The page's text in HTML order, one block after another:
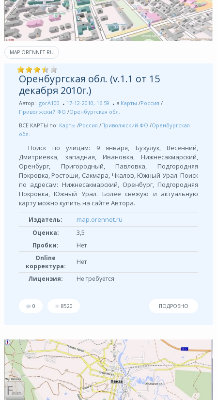
MAP.ORENNET.RU
Оренбургская обл. (v.1.1 от 15
декабря 2010г.)
Автор: IgorA100 17-12-2010, 16:59 в Карты /Россия /
Приволжский ФО /Оренбургская обл.
ВСЕ КАРТЫ по: Карты /Россия /Приволжский ФО /Оренбургская
обл.
Поиск по улицам: 9 января, Бузулук, Весенний,
Дмитриевка, западная, Ивановка, Нижнесакмарский,
Оренбург, Пpигоpодный, Павловка, Подгородняя
Покровка, Ростоши, Сакмара, Чкалов, Южный Урал. Поиск
по адресам: Нижнесакмарский, Оренбург, Подгородняя
Покровка, Южный Урал. Более свежую и актуальную
карту можно купить на сайте Автора.
Издатель: map.orennet.ru
Оценка:
3,5
Пробки:
Нет
Online
корректура:
Нет
Лицензия: Не требуется
0 8520 ПОДРОБНО